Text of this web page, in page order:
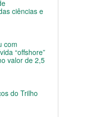
ciências e
com
“offshore”
valor de 2,5
do Trilho